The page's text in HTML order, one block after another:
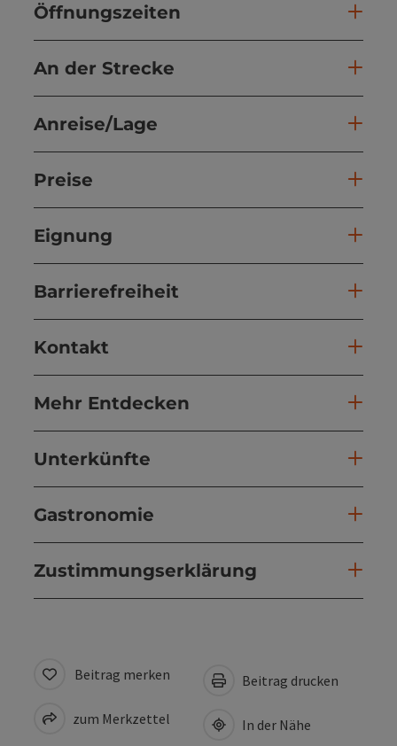
Öffnungszeiten
An der Strecke
Anreise/Lage
Preise
Eignung
Barrierefreiheit
Kontakt
Mehr Entdecken
Unterkünfte
Gastronomie
Zustimmungserklärung
Beitrag merken
zum Merkzettel
Beitrag drucken
In der Nähe